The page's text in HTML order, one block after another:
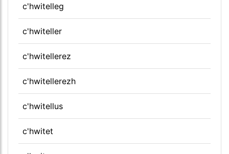
c'hwitelleg
c'hwiteller
c'hwitellerez
c'hwitellerezh
c'hwitellus
c'hwitet